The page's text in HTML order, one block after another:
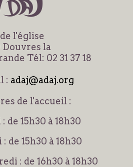
l'église
Douvres la
Tél: 02 31 37 18
: adaj@adaj.org
de l'accueil :
de 15h30 à 18h30
de 15h30 à 18h30
: de 16h30 à 18h30